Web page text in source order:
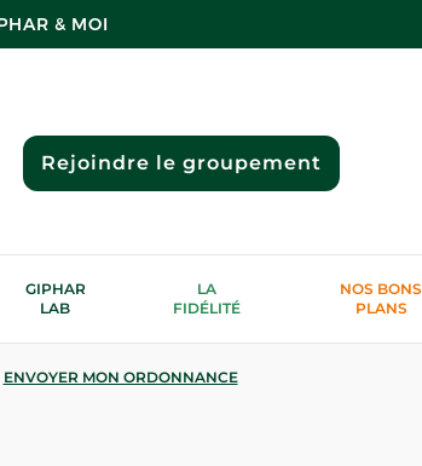
& MOI
Rejoindre le groupement
GIPHAR
LAB
LA
FIDÉLITÉ
NOS BONS
PLANS
ENVOYER MON ORDONNANCE